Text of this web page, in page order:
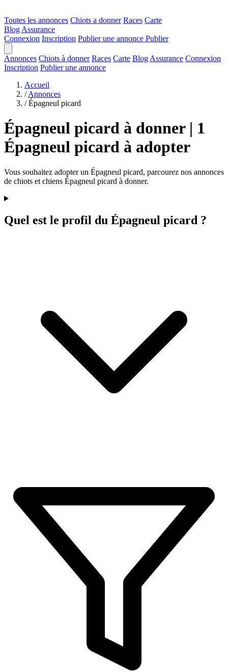
Toutes les annonces Chiots a donner Races Carte
Blog Assurance
Connexion Inscription Publier une annonce Publier
Annonces Chiots à donner Races Carte Blog Assurance Connexion
Inscription Publier une annonce
Accueil
/ Annonces
/ Épagneul picard
Épagneul picard à donner | 1
Épagneul picard à adopter
Vous souhaitez adopter un Épagneul picard, parcourez nos annonces
de chiots et chiens Épagneul picard à donner.
Quel est le profil du Épagneul picard ?